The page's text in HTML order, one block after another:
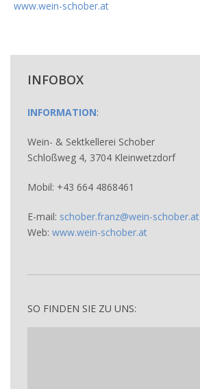
www.wein-schober.at
INFOBOX
INFORMATION:
Wein- & Sektkellerei Schober
Schloßweg 4, 3704 Kleinwetzdorf
Mobil: +43 664 4868461
E-mail: schober.franz@wein-schober.at
Web: www.wein-schober.at
SO FINDEN SIE ZU UNS: